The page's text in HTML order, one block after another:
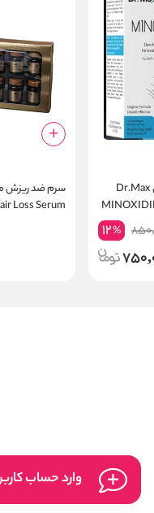
اسپری ضد شوره دکتر مکس Dr.Max
12%
Loss Serum
وارد حساب